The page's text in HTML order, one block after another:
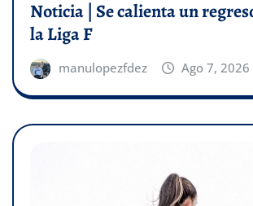
Noticia | Se calienta un
la Liga F
manulopezfdez Ago 7, 2026